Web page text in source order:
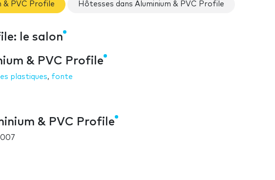
& PVC Profile Hôtesses dans Aluminium & PVC Profile
le salon
& PVC Profile
plastiques, fonte
& PVC Profile